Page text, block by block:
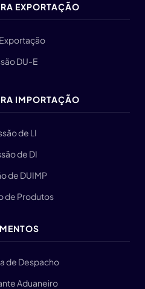
EXPORTAÇÃO
DU-E
IMPORTAÇÃO
de LI
de DI
de DUIMP
de Produtos
de Despacho
Aduaneiro